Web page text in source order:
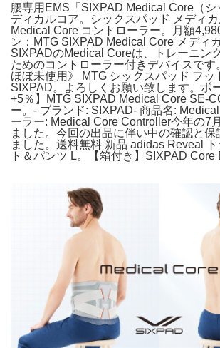
腰専用EMS「SIXPAD Medical Core（シ
ディカルコア。シックスパッド メディ
Medical Core コントローラー。月額
ン：MTG SIXPAD Medical Core メディ
SIXPADのMedical Coreは、トレーニン
ためのコントローラー付きデバイスです
ほぼ未使用》 MTG シックスパッド フッ
SIXPAD。よろしくお願い致します。ボ
+5％】MTG SIXPAD Medical Core SE-
ー。- ブランド: SIXPAD- 商品名:
ーラー: Medical Core Controller今年の7
ました。今回の出品に伴い中の確認と保
ました。送料無料 新品 adidas Reveal
ト＆パンツ L。【箱付き】SIXPAD Core